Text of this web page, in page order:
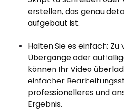
erstellen, das genau
aufgebaut ist.
Halten Sie es einfach:
Übergänge oder
können Ihr Video
einfacher
professionelleres und
Ergebnis.